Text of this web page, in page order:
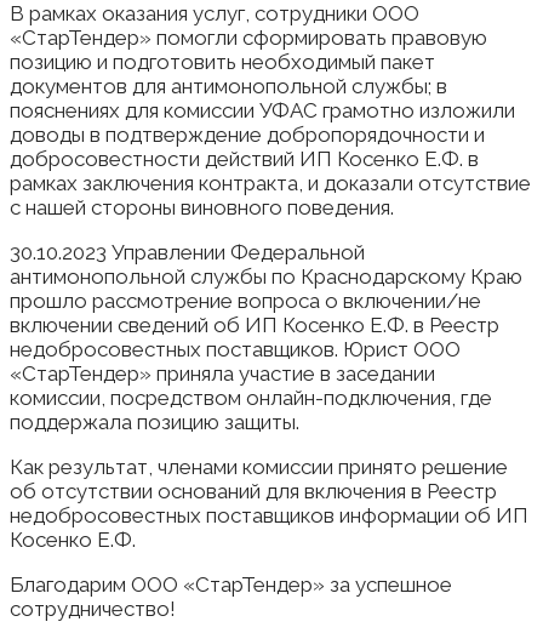
В рамках оказания услуг, сотрудники ООО
«СтарТендер» помогли сформировать правовую
позицию и подготовить необходимый пакет
документов для антимонопольной службы; в
пояснениях для комиссии УФАС грамотно изложили
доводы в подтверждение добропорядочности и
добросовестности действий ИП Косенко Е.Ф. в
рамках заключения контракта, и доказали отсутствие
с нашей стороны виновного поведения.
30.10.2023 Управлении Федеральной
антимонопольной службы по Краснодарскому Краю
прошло рассмотрение вопроса о включении/не
включении сведений об ИП Косенко Е.Ф. в Реестр
недобросовестных поставщиков. Юрист ООО
«СтарТендер» приняла участие в заседании
комиссии, посредством онлайн-подключения, где
поддержала позицию защиты.
Как результат, членами комиссии принято решение
об отсутствии оснований для включения в Реестр
недобросовестных поставщиков информации об ИП
Косенко Е.Ф.
Благодарим ООО «СтарТендер» за успешное
сотрудничество!